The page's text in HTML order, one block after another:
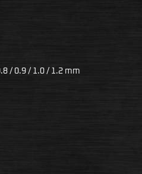
/ 0.9 / 1.0 / 1.2 mm